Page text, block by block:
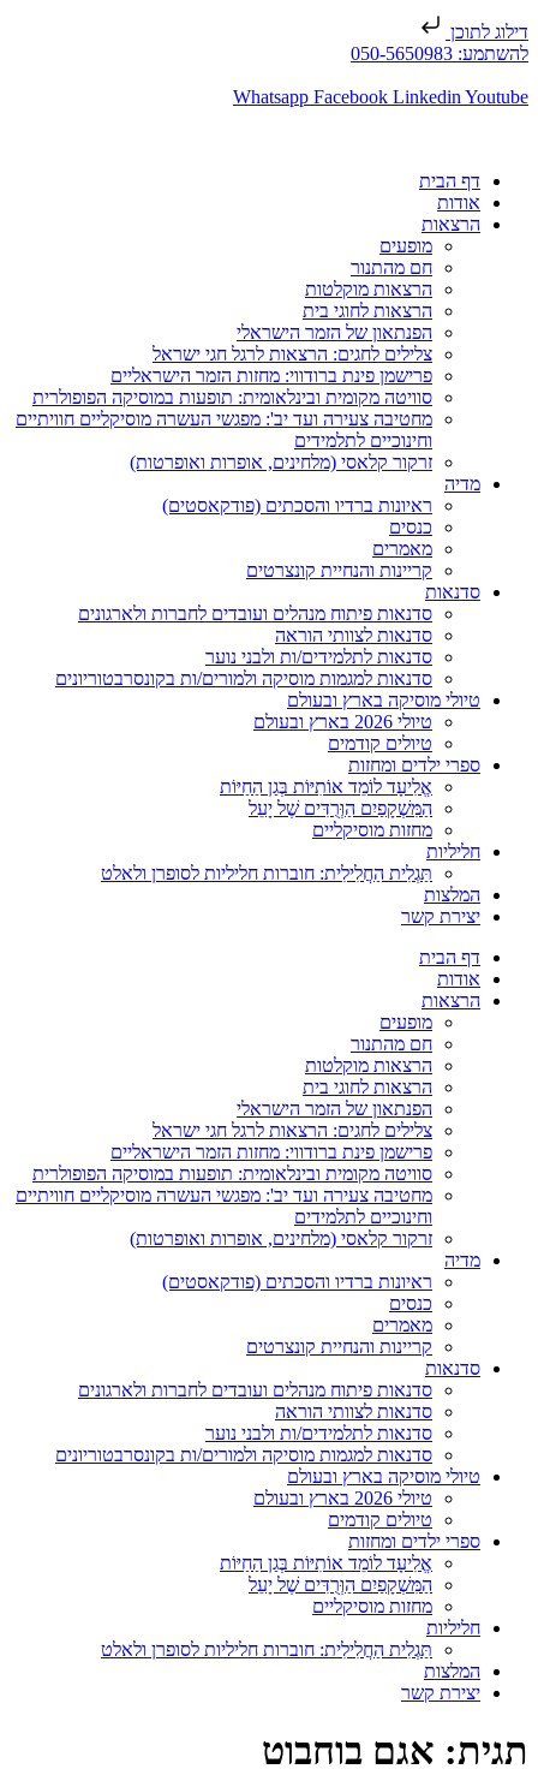
דילוג לתוכן
להשתמע: 050-5650983
Whatsapp Facebook Linkedin Youtube
דף הבית
אודות
הרצאות
מופעים
חם מהתנור
הרצאות מוקלטות
הרצאות לחוגי בית
הפנתאון של הזמר הישראלי
צלילים לחגים: הרצאות לרגל חגי ישראל
פרישמן פינת ברודווי: מחזות הזמר הישראליים
סוויטה מקומית ובינלאומית: תופעות במוסיקה הפופולרית
מחטיבה צעירה ועד יב': מפגשי העשרה מוסיקליים חוויתיים
וחינוכיים לתלמידים
זרקור קלאסי (מלחינים, אופרות ואופרטות)
מדיה
ראיונות ברדיו והסכתים (פודקאסטים)
כנסים
מאמרים
קריינות והנחיית קונצרטים
סדנאות
סדנאות פיתוח מנהלים ועובדים לחברות ולארגונים
סדנאות לצוותי הוראה
סדנאות לתלמידים/ות ולבני נוער
סדנאות למגמות מוסיקה ולמורים/ות בקונסרבטוריונים
טיולי מוסיקה בארץ ובעולם
טיולי 2026 בארץ ובעולם
טיולים קודמים
ספרי ילדים ומחזות
אֱלִיעָד לוֹמֵד אוֹתִיּוֹת בְּגַן הַחַיּוֹת
הַמִּשְׁקָפַיִם הַוְּרֻדִּים שֶׁל יָעֵל
מחזות מוסיקליים
חליליות
תַּגְלִית הַחֲלִילִית: חוברות חליליות לסופרן ולאלט
המלצות
יצירת קשר
דף הבית
אודות
הרצאות
מופעים
חם מהתנור
הרצאות מוקלטות
הרצאות לחוגי בית
הפנתאון של הזמר הישראלי
צלילים לחגים: הרצאות לרגל חגי ישראל
פרישמן פינת ברודווי: מחזות הזמר הישראליים
סוויטה מקומית ובינלאומית: תופעות במוסיקה הפופולרית
מחטיבה צעירה ועד יב': מפגשי העשרה מוסיקליים חוויתיים
וחינוכיים לתלמידים
זרקור קלאסי (מלחינים, אופרות ואופרטות)
מדיה
ראיונות ברדיו והסכתים (פודקאסטים)
כנסים
מאמרים
קריינות והנחיית קונצרטים
סדנאות
סדנאות פיתוח מנהלים ועובדים לחברות ולארגונים
סדנאות לצוותי הוראה
סדנאות לתלמידים/ות ולבני נוער
סדנאות למגמות מוסיקה ולמורים/ות בקונסרבטוריונים
טיולי מוסיקה בארץ ובעולם
טיולי 2026 בארץ ובעולם
טיולים קודמים
ספרי ילדים ומחזות
אֱלִיעָד לוֹמֵד אוֹתִיּוֹת בְּגַן הַחַיּוֹת
הַמִּשְׁקָפַיִם הַוְּרֻדִּים שֶׁל יָעֵל
מחזות מוסיקליים
חליליות
תַּגְלִית הַחֲלִילִית: חוברות חליליות לסופרן ולאלט
המלצות
יצירת קשר
תגית: אגם בוחבוט